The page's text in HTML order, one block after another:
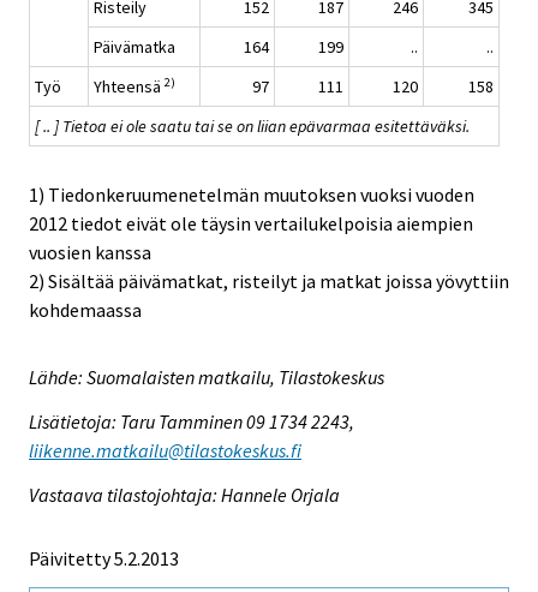
Risteily
152 187 246
345
Päivämatka
164 199 ..
..
Työ
Yhteensä 2) 97 111 120
158
[ .. ] Tietoa ei ole saatu tai se on liian epävarmaa esitettäväksi.
1) Tiedonkeruumenetelmän muutoksen vuoksi vuoden
2012 tiedot eivät ole täysin vertailukelpoisia aiempien
vuosien kanssa
2) Sisältää päivämatkat, risteilyt ja matkat joissa yövyttiin
kohdemaassa
Lähde: Suomalaisten matkailu, Tilastokeskus
Lisätietoja: Taru Tamminen 09 1734 2243,
liikenne.matkailu@tilastokeskus.fi
Vastaava tilastojohtaja: Hannele Orjala
Päivitetty 5.2.2013